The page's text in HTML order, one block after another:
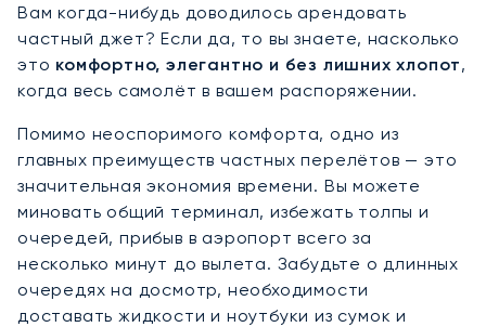
Вам когда-нибудь доводилось арендовать
частный джет? Если да, то вы знаете, насколько
это комфортно, элегантно и без лишних хлопот,
когда весь самолёт в вашем распоряжении.
Помимо неоспоримого комфорта, одно из
главных преимуществ частных перелётов — это
значительная экономия времени. Вы можете
миновать общий терминал, избежать толпы и
очередей, прибыв в аэропорт всего за
несколько минут до вылета. Забудьте о длинных
очередях на досмотр, необходимости
доставать жидкости и ноутбуки из сумок и